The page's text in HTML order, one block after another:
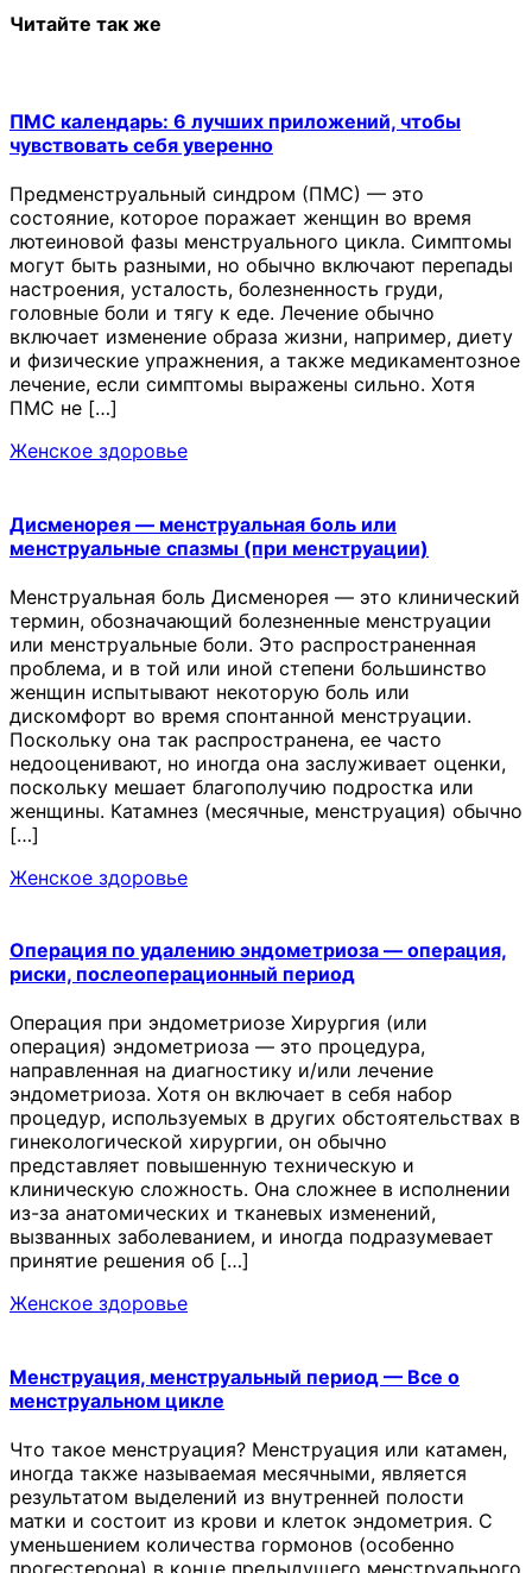
Читайте так же
ПМС календарь: 6 лучших приложений, чтобы
чувствовать себя уверенно
Предменструальный синдром (ПМС) — это
состояние, которое поражает женщин во время
лютеиновой фазы менструального цикла. Симптомы
могут быть разными, но обычно включают перепады
настроения, усталость, болезненность груди,
головные боли и тягу к еде. Лечение обычно
включает изменение образа жизни, например, диету
и физические упражнения, а также медикаментозное
лечение, если симптомы выражены сильно. Хотя
ПМС не […]
Женское здоровье
Дисменорея — менструальная боль или
менструальные спазмы (при менструации)
Менструальная боль Дисменорея — это клинический
термин, обозначающий болезненные менструации
или менструальные боли. Это распространенная
проблема, и в той или иной степени большинство
женщин испытывают некоторую боль или
дискомфорт во время спонтанной менструации.
Поскольку она так распространена, ее часто
недооценивают, но иногда она заслуживает оценки,
поскольку мешает благополучию подростка или
женщины. Катамнез (месячные, менструация) обычно
[…]
Женское здоровье
Операция по удалению эндометриоза — операция,
риски, послеоперационный период
Операция при эндометриозе Хирургия (или
операция) эндометриоза — это процедура,
направленная на диагностику и/или лечение
эндометриоза. Хотя он включает в себя набор
процедур, используемых в других обстоятельствах в
гинекологической хирургии, он обычно
представляет повышенную техническую и
клиническую сложность. Она сложнее в исполнении
из-за анатомических и тканевых изменений,
вызванных заболеванием, и иногда подразумевает
принятие решения об […]
Женское здоровье
Менструация, менструальный период — Все о
менструальном цикле
Что такое менструация? Менструация или катамен,
иногда также называемая месячными, является
результатом выделений из внутренней полости
матки и состоит из крови и клеток эндометрия. С
уменьшением количества гормонов (особенно
прогестерона) в конце предыдущего менструального